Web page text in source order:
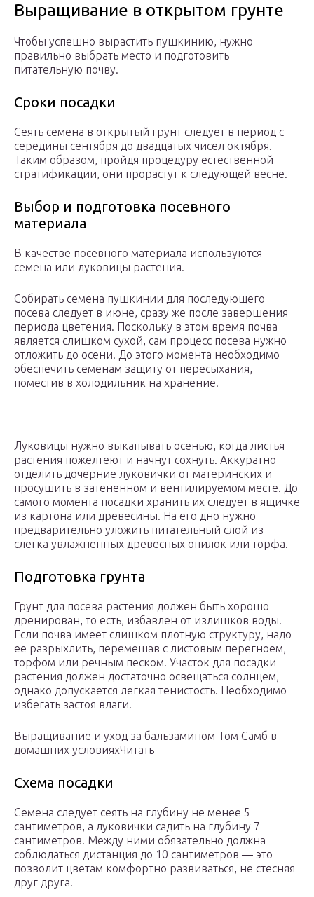
Выращивание в открытом грунте
Чтобы успешно вырастить пушкинию, нужно
правильно выбрать место и подготовить
питательную почву.
Сроки посадки
Сеять семена в открытый грунт следует в период с
середины сентября до двадцатых чисел октября.
Таким образом, пройдя процедуру естественной
стратификации, они прорастут к следующей весне.
Выбор и подготовка посевного
материала
В качестве посевного материала используются
семена или луковицы растения.
Собирать семена пушкинии для последующего
посева следует в июне, сразу же после завершения
периода цветения. Поскольку в этом время почва
является слишком сухой, сам процесс посева нужно
отложить до осени. До этого момента необходимо
обеспечить семенам защиту от пересыхания,
поместив в холодильник на хранение.
Луковицы нужно выкапывать осенью, когда листья
растения пожелтеют и начнут сохнуть. Аккуратно
отделить дочерние луковички от материнских и
просушить в затененном и вентилируемом месте. До
самого момента посадки хранить их следует в ящичке
из картона или древесины. На его дно нужно
предварительно уложить питательный слой из
слегка увлажненных древесных опилок или торфа.
Подготовка грунта
Грунт для посева растения должен быть хорошо
дренирован, то есть, избавлен от излишков воды.
Если почва имеет слишком плотную структуру, надо
ее разрыхлить, перемешав с листовым перегноем,
торфом или речным песком. Участок для посадки
растения должен достаточно освещаться солнцем,
однако допускается легкая тенистость. Необходимо
избегать застоя влаги.
Выращивание и уход за бальзамином Том Самб в
домашних условияхЧитать
Схема посадки
Семена следует сеять на глубину не менее 5
сантиметров, а луковички садить на глубину 7
сантиметров. Между ними обязательно должна
соблюдаться дистанция до 10 сантиметров — это
позволит цветам комфортно развиваться, не стесняя
друг друга.